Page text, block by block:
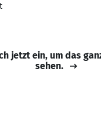
jetzt ein, um das
sehen.